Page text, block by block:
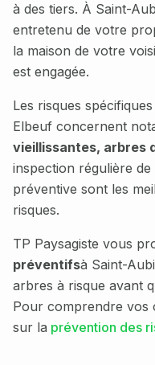
à des tiers. À Saint-
entretenu de votre
la maison de votre
est engagée.
Les risques
Elbeuf concernent
vieillissantes, arbres
inspection régulière
préventive sont les
risques.
TP Paysagiste vous
préventifsà Saint-
arbres à risque avant
Pour comprendre vos
sur la prévention des